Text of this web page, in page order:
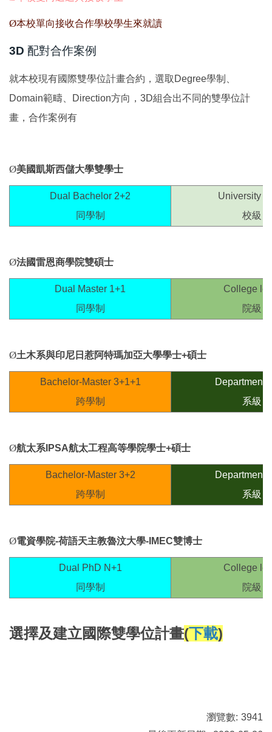
Ø本校單向接收合作學校學生來就讀
3D 配對合作案例
就本校現有國際雙學位計畫合約，選取Degree學制、
Domain範疇、Direction方向，3D組合出不同的雙學位計
畫，合作案例有
Ø美國凱斯西儲大學雙學士
Dual Bachelor 2+2
同學制
University
校級
Ø法國雷恩商學院雙碩士
Dual Master 1+1
同學制
College
院級
Ø土木系與印尼日惹阿特瑪加亞大學學士+碩士
Bachelor-Master 3+1+1
跨學制
Department
系級
Ø航太系IPSA航太工程高等學院學士+碩士
Bachelor-Master 3+2
跨學制
Department
系級
Ø電資學院-荷語天主教魯汶大學-IMEC雙博士
Dual PhD N+1
同學制
College
院級
選擇及建立國際雙學位計畫(下載)
瀏覽數: 3941